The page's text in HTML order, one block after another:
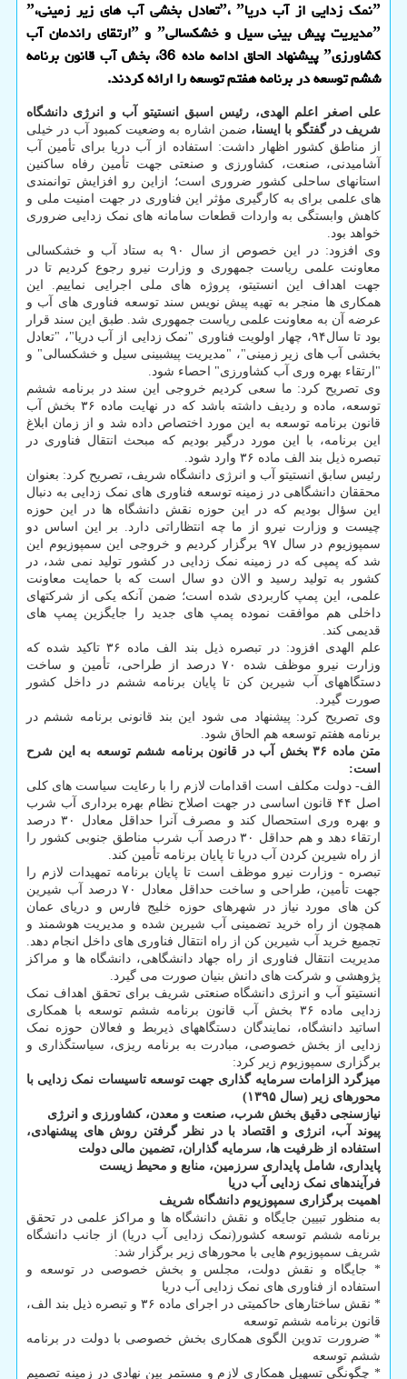
ˮنمک زدایی از آب دریاˮ، ˮتعادل بخشی آب های زیر زمینیˮ،
ˮمدیریت پیش بینی سیل و خشکسالیˮ و ˮارتقای راندمان آب
کشاورزیˮ پیشنهاد الحاق ادامه ماده 36، بخش آب قانون برنامه
ششم توسعه در برنامه هفتم توسعه را ارائه کردند.
علی اصغر اعلم الهدی، رئیس اسبق انستیتو آب و انرژی دانشگاه
شریف در گفتگو با ایسنا، ضمن اشاره به وضعیت کمبود آب در خیلی
از مناطق کشور اظهار داشت: استفاده از آب دریا برای تأمین آب
آشامیدنی، صنعت، کشاورزی و صنعتی جهت تأمین رفاه ساکنین
استانهای ساحلی کشور ضروری است؛ ازاین رو افزایش توانمندی
های علمی برای به کارگیری مؤثر این فناوری در جهت امنیت ملی و
کاهش وابستگی به واردات قطعات سامانه های نمک زدایی ضروری
خواهد بود.
وی افزود: در این خصوص از سال ۹۰ به ستاد آب و خشکسالی
معاونت علمی ریاست جمهوری و وزارت نیرو رجوع کردیم تا در
جهت اهداف این انستیتو، پروژه های ملی اجرایی نماییم. این
همکاری ها منجر به تهیه پیش نویس سند توسعه فناوری های آب و
عرضه آن به معاونت علمی ریاست جمهوری شد. طبق این سند قرار
بود تا سال۹۴، چهار اولویت فناوری "نمک زدایی از آب دریا"، "تعادل
بخشی آب های زیر زمینی"، "مدیریت پیشبینی سیل و خشکسالی" و
"ارتقاء بهره وری آب کشاورزی" احصاء شود.
وی تصریح کرد: ما سعی کردیم خروجی این سند در برنامه ششم
توسعه، ماده و ردیف داشته باشد که در نهایت ماده ۳۶ بخش آب
قانون برنامه توسعه به این مورد اختصاص داده شد و از زمان ابلاغ
این برنامه، با این مورد درگیر بودیم که مبحث انتقال فناوری در
تبصره ذیل بند الف ماده ۳۶ وارد شود.
رئیس سابق انستیتو آب و انرژی دانشگاه شریف، تصریح کرد: بعنوان
محققان دانشگاهی در زمینه توسعه فناوری های نمک زدایی به دنبال
این سؤال بودیم که در این حوزه نقش دانشگاه ها در این حوزه
چیست و وزارت نیرو از ما چه انتظاراتی دارد. بر این اساس دو
سمپوزیوم در سال ۹۷ برگزار کردیم و خروجی این سمپوزیوم این
شد که پمپی که در زمینه نمک زدایی در کشور تولید نمی شد، در
کشور به تولید رسید و الان دو سال است که با حمایت معاونت
علمی، این پمپ کاربردی شده است؛ ضمن آنکه یکی از شرکتهای
داخلی هم موافقت نموده پمپ های جدید را جایگزین پمپ های
قدیمی کند.
علم الهدی افزود: در تبصره ذیل بند الف ماده ۳۶ تاکید شده که
وزارت نیرو موظف شده ۷۰ درصد از طراحی، تأمین و ساخت
دستگاههای آب شیرین کن تا پایان برنامه ششم در داخل کشور
صورت گیرد.
وی تصریح کرد: پیشنهاد می شود این بند قانونی برنامه ششم در
برنامه هفتم توسعه هم الحاق شود.
متن ماده ۳۶ بخش آب در قانون برنامه ششم توسعه به این شرح
است:
الف- دولت مکلف است اقدامات لازم را با رعایت سیاست ھای کلی
اصل ۴۴ قانون اساسی در جهت اصلاح نظام بهره برداری آب شرب
و بھره وری استحصال کند و مصرف آنرا حداقل معادل ۳۰ درصد
ارتقاء دھد و هم حداقل ۳۰ درصد آب شرب مناطق جنوبی کشور را
از راه شیرین کردن آب دریا تا پایان برنامه تأمین کند.
تبصره - وزارت نیرو موظف است تا پایان برنامه تمهیدات لازم را
جھت تأمین، طراحی و ساخت حداقل معادل ۷۰ درصد آب شیرین
کن ھای مورد نیاز در شھرهای حوزه خلیج فارس و دریای عمان
همچون از راه خرید تضمینی آب شیرین شده و مدیریت ھوشمند و
تجمیع خرید آب شیرین کن از راه انتقال فناوری های داخل انجام دهد.
مدیریت انتقال فناوری از راه جھاد دانشگاھی، دانشگاه ها و مراکز
پژوهشی و شرکت ھای دانش بنیان صورت می گیرد.
انستیتو آب و انرژی دانشگاه صنعتی شریف برای تحقق اهداف نمک
زدایی ماده ۳۶ بخش آب قانون برنامه ششم توسعه با همکاری
اساتید دانشگاه، نمایندگان دستگاههای ذیربط و فعالان حوزه نمک
زدایی از بخش خصوصی، مبادرت به برنامه ریزی، سیاستگذاری و
برگزاری سمپوزیوم زیر کرد:
میزگرد الزامات سرمایه گذاری جهت توسعه تاسیسات نمک زدایی با
محورهای زیر (سال ۱۳۹۵)
نیازسنجی دقیق بخش شرب، صنعت و معدن، کشاورزی و انرژی
پیوند آب، انرژی و اقتصاد با در نظر گرفتن روش های پیشنهادی،
استفاده از ظرفیت ها، سرمایه گذاران، تضمین مالی دولت
پایداری، شامل پایداری سرزمین، منابع و محیط زیست
فرآیندهای نمک زدایی آب دریا
اهمیت برگزاری سمپوزیوم دانشگاه شریف
به منظور تبیین جایگاه و نقش دانشگاه ها و مراکز علمی در تحقق
برنامه ششم توسعه کشور(نمک زدایی آب دریا) از جانب دانشگاه
شریف سمپوزیوم هایی با محورهای زیر برگزار شد:
* جایگاه و نقش دولت، مجلس و بخش خصوصی در توسعه و
استفاده از فناوری های نمک زدایی آب دریا
* نقش ساختارهای حاکمیتی در اجرای ماده ۳۶ و تبصره ذیل بند الف،
قانون برنامه ششم توسعه
* ضرورت تدوین الگوی همکاری بخش خصوصی با دولت در برنامه
ششم توسعه
* چگونگی تسهیل همکاری لازم و مستمر بین نهادی در زمینه تصمیم